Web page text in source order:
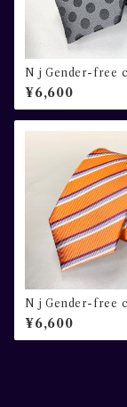
N j Gender-free
ト柄 グレー×ブラック
¥6,600
N j Gender-free
ライプ オレンジ
¥6,600